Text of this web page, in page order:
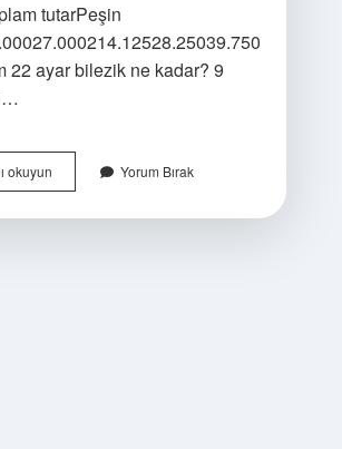
tutarPeşin
22 ayar bilezik ne kadar? 9
okuyun8
Gram
Yorum Bırak